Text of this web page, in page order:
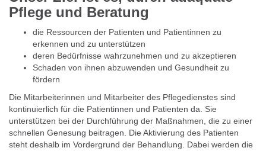
Pflege und Beratung
die Ressourcen der Patienten und Patientinnen zu
erkennen und zu unterstützen
deren Bedürfnisse wahrzunehmen und zu akzeptieren
Schaden von ihnen abzuwenden und Gesundheit zu
fördern
Die Mitarbeiterinnen und Mitarbeiter des Pflegedienstes sind
kontinuierlich für die Patientinnen und Patienten da. Sie
unterstützen bei der Durchführung der Maßnahmen, die zu einer
schnellen Genesung beitragen. Die Aktivierung des Patienten
steht deshalb im Vordergrund der Behandlung. Dabei werden die